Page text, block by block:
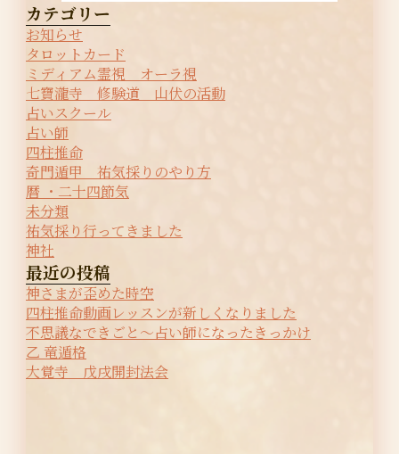
カテゴリー
お知らせ
タロットカード
ミディアム霊視 オーラ視
七寶瀧寺 修験道 山伏の活動
占いスクール
占い師
四柱推命
奇門遁甲 祐気採りのやり方
暦 ・二十四節気
未分類
祐気採り行ってきました
神社
最近の投稿
神さまが歪めた時空
四柱推命動画レッスンが新しくなりました
不思議なできごと〜占い師になったきっかけ
乙 竜遁格
大覚寺 戊戌開封法会